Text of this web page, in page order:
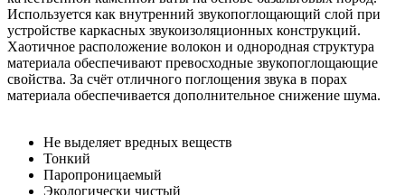
Используется как внутренний звукопоглощающий слой при
устройстве каркасных звукоизоляционных конструкций.
Хаотичное расположение волокон и однородная структура
материала обеспечивают превосходные звукопоглощающие
свойства. За счёт отличного поглощения звука в порах
материала обеспечивается дополнительное снижение шума.
Не выделяет вредных веществ
Тонкий
Паропроницаемый
Экологически чистый